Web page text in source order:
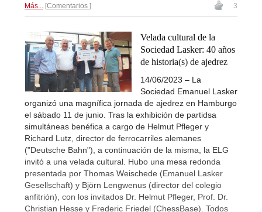
Más... Comentarios 3
Velada cultural de la
Sociedad Lasker: 40 años
de historia(s) de ajedrez
14/06/2023 – La
Sociedad Emanuel Lasker
organizó una magnífica jornada de ajedrez en Hamburgo
el sábado 11 de junio. Tras la exhibición de partidsa
simultáneas benéfica a cargo de Helmut Pfleger y
Richard Lutz, director de ferrocarriles alemanes
("Deutsche Bahn"), a continuación de la misma, la ELG
invitó a una velada cultural. Hubo una mesa redonda
presentada por Thomas Weischede (Emanuel Lasker
Gesellschaft) y Björn Lengwenus (director del colegio
anfitrión), con los invitados Dr. Helmut Pfleger, Prof. Dr.
Christian Hesse y Frederic Friedel (ChessBase). Todos